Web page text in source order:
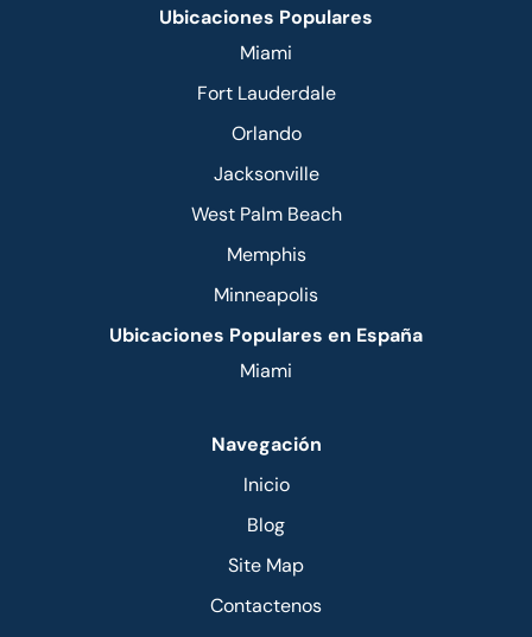
Ubicaciones Populares
Miami
Fort Lauderdale
Orlando
Jacksonville
West Palm Beach
Memphis
Minneapolis
Ubicaciones Populares en España
Miami
Navegación
Inicio
Blog
Site Map
Contactenos